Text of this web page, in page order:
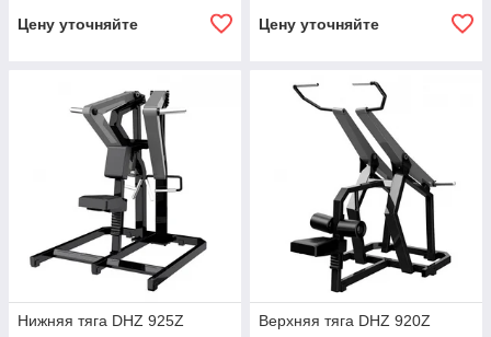
Цену уточняйте Цену уточняйте
Нижняя тяга DHZ 925Z
Верхняя тяга DHZ 920Z